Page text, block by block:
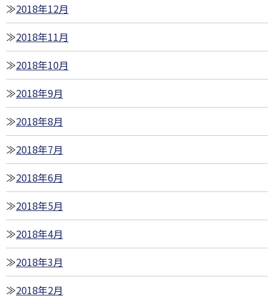
2018年12月
2018年11月
2018年10月
2018年9月
2018年8月
2018年7月
2018年6月
2018年5月
2018年4月
2018年3月
2018年2月